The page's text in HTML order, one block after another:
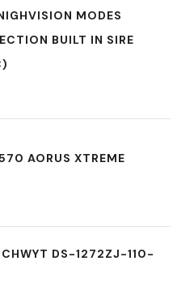
MODES
BUILT IN SIRE
AORUS XTREME
DS-1272ZJ-110-